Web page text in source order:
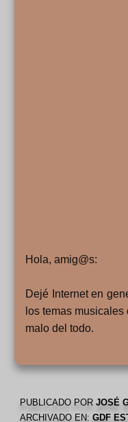
Hola, amig@s:
Dejé Internet en
los temas
malo del todo.
PUBLICADO PORJOSÉ
ARCHIVADO EN:GDF